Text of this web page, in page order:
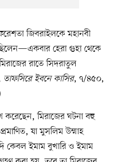
জিবরাইলকে মহানবী
হেরা গুহা থেকে
রাতে সিদরাতুল
তাফসিরে ইবনে কাসির, ৭/৪৫০,
মিরাজের ঘটনা বহু
যা মুসলিম উম্মাহ
কেবল ইমাম বুখারি ও ইমাম